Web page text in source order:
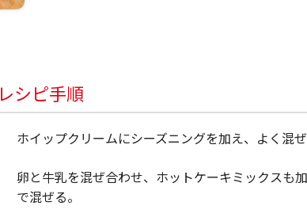
レシピ手順
ホイップクリームにシーズニングを加え、よく混ぜ
卵と牛乳を混ぜ合わせ、ホットケーキミックスも
で混ぜる。